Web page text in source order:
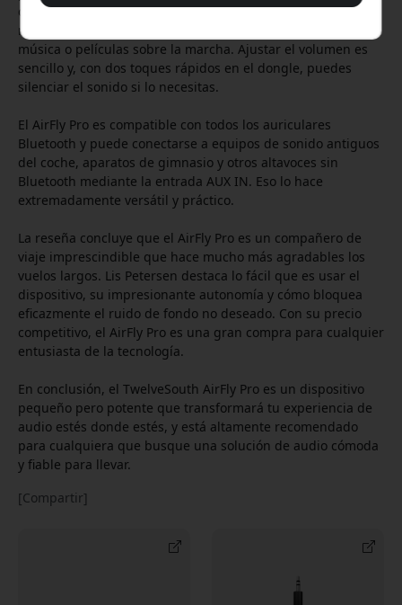
conectar dos pares de AirPods o auriculares inalámbricos al
mismo tiempo, lo que lo hace perfecto para compartir
música o películas sobre la marcha. Ajustar el volumen es
sencillo y, con dos toques rápidos en el dongle, puedes
silenciar el sonido si lo necesitas.
El AirFly Pro es compatible con todos los auriculares
Bluetooth y puede conectarse a equipos de sonido antiguos
del coche, aparatos de gimnasio y otros altavoces sin
Bluetooth mediante la entrada AUX IN. Eso lo hace
extremadamente versátil y práctico.
La reseña concluye que el AirFly Pro es un compañero de
viaje imprescindible que hace mucho más agradables los
vuelos largos. Lis Petersen destaca lo fácil que es usar el
dispositivo, su impresionante autonomía y cómo bloquea
eficazmente el ruido de fondo no deseado. Con su precio
competitivo, el AirFly Pro es una gran compra para cualquier
entusiasta de la tecnología.
En conclusión, el TwelveSouth AirFly Pro es un dispositivo
pequeño pero potente que transformará tu experiencia de
audio estés donde estés, y está altamente recomendado
para cualquiera que busque una solución de audio cómoda
y fiable para llevar.
[Compartir]